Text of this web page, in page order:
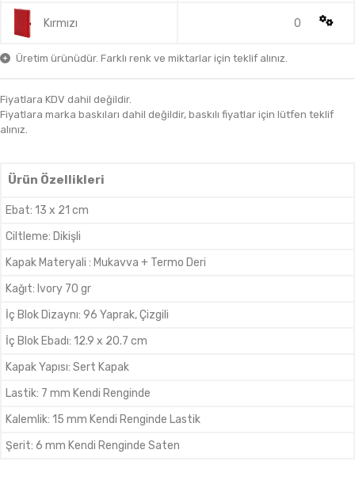
Kırmızı 0
Üretim ürünüdür. Farklı renk ve miktarlar için teklif alınız.
Fiyatlara KDV dahil değildir.
Fiyatlara marka baskıları dahil değildir, baskılı fiyatlar için lütfen teklif
alınız.
Ürün Özellikleri
Ebat: 13 x 21 cm
Ciltleme: Dikişli
Kapak Materyali : Mukavva + Termo Deri
Kağıt: Ivory 70 gr
İç Blok Dizaynı: 96 Yaprak, Çizgili
İç Blok Ebadı: 12.9 x 20.7 cm
Kapak Yapısı: Sert Kapak
Lastik: 7 mm Kendi Renginde
Kalemlik: 15 mm Kendi Renginde Lastik
Şerit: 6 mm Kendi Renginde Saten